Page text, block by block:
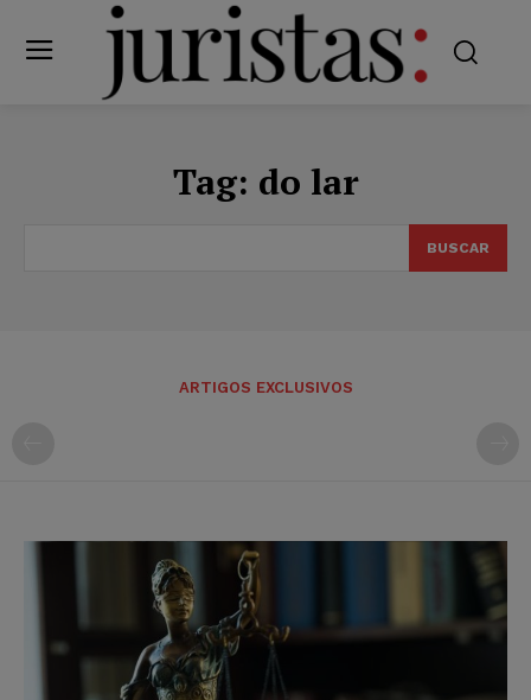
Tag: do lar
BUSCAR
ARTIGOS EXCLUSIVOS